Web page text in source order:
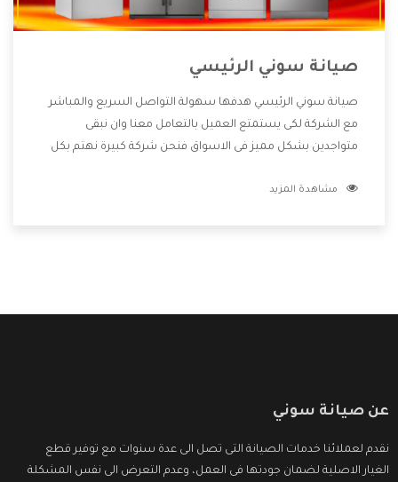
صيانة سوني الرئيسي
صيانة سوني الرئيسي هدفها سهولة التواصل السريع والمباشر
مع الشركة لكى يستمتع العميل بالتعامل معنا وان نبقى
متواجدين بشكل مميز فى الاسواق فنحن شركة كبيرة نهتم بكل
الشركة بها والتى تكون منها خدمة الصيانة التى تكون من أهم
مشاهدة المزيد
عن صيانة سوني
نقدم لعملائنا خدمات الصيانة التى تصل الى عدة سنوات مع توفير قطع
الغيار الاصلية لضمان جودتها فى العمل، وعدم التعرض الى نفس المشكلة